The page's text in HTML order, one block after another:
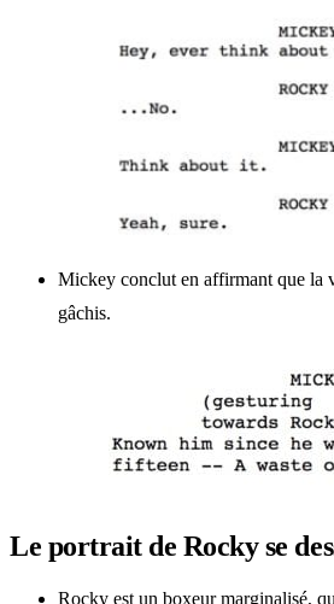
Mickey conclut en affirmant que la
gâchis.
Le portrait de Rocky se
Rocky est un boxeur marginalisé,